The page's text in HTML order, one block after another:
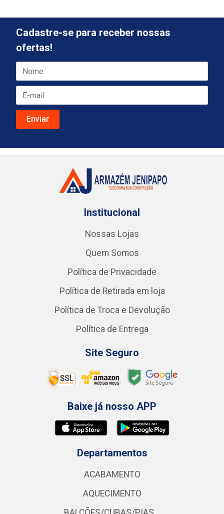
Cadastre-se para receber nossas
ofertas!
Institucional
Nossas Lojas
Quem Somos
Política de Privacidade
Política de Retirada em loja
Política de Troca e Devolução
Política de Entrega
Site Seguro
Baixe já nosso APP
Departamentos
ACABAMENTO
AQUECIMENTO